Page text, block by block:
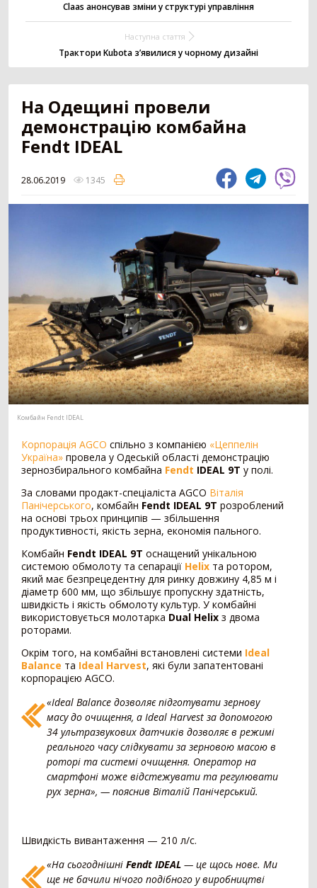
Техніка для
тваринництва
Зрошування Всі категорії
ДОДАТИ ОГОЛОШЕННЯ
Трактор 3179
203
Гусеничний трактор
73
Сівалка 1530
Механічна сівалка
554
Пневматична сівалка
357
Сівалка точного висіву
328
Посівний комплекс
197
Картоплесаджалка
Жатка
Зернова жатка
Жатка для соняшника
Жатка для кукурудзи
Ріпаковий стіл
Візок для жатки
Кормозбиральна жатка
Внесення добрив
Розкидач мінеральних добрив
Гноєрозкидач
Розчинно-заправна станція
Накопичувальний бункер
Точне землеробство
Система паралельного водіння
Дрон-обприскувач
Система автоматичного підрулювання
Зернозбиральний комбайн
Claas анонсував зміни у структурі управління
Наступна стаття
Трактори Kubota з’явилися у чорному дизайні
На Одещині провели
демонстрацію комбайна
Fendt IDEAL
28.06.2019 1345
Комбайн Fendt IDEAL
Корпорація AGCO спільно з компанією «Цеппелін
Україна» провела у Одеській області демонстрацію
зернозбирального комбайна Fendt IDEAL 9T у полі.
За словами продакт-спеціаліста AGCO Віталія
Панічерського, комбайн Fendt IDEAL 9T розроблений
на основі трьох принципів — збільшення
продуктивності, якість зерна, економія пального.
Комбайн Fendt IDEAL 9T оснащений унікальною
системою обмолоту та сепарації Helix та ротором,
який має безпрецедентну для ринку довжину 4,85 м і
діаметр 600 мм, що збільшує пропускну здатність,
швидкість і якість обмолоту культур. У комбайні
використовується молотарка Dual Helix з двома
роторами.
Окрім того, на комбайні встановлені системи Ideal
Balance та Ideal Harvest, які були запатентовані
корпорацією AGCO.
«Ideal Balance дозволяє підготувати зернову
масу до очищення, а Ideal Harvest за допомогою
34 ультразвукових датчиків дозволяє в режимі
реального часу слідкувати за зерновою масою в
роторі та системі очищення. Оператор на
смартфоні може відстежувати та регулювати
рух зерна», — пояснив Віталій Панічерський.
Швидкість вивантаження — 210 л/с.
«На сьогоднішні Fendt IDEAL — це щось нове. Ми
ще не бачили нічого подібного у виробництві